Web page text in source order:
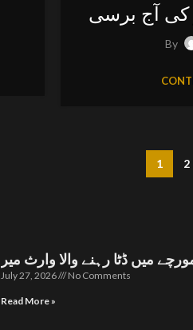
کی آج برسی
By
1 2
میں ڈٹا رہنے والا وارث میر
July 27, 2026 No Comments
Read More »